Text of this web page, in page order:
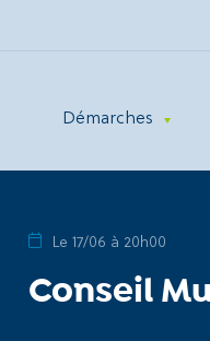
Démarches
Le 17/06 à 20h00
Conseil